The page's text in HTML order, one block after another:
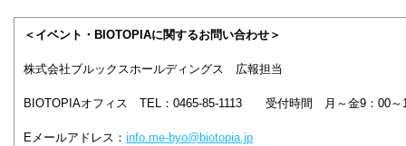
＜イベント・BIOTOPIAに関するお問い合わせ＞
株式会社ブルックスホールディングス 広報担当
BIOTOPIAオフィス TEL：0465-85-1113 受付時間 月～金9：00
Eメールアドレス： info.me-byo@biotopia.jp